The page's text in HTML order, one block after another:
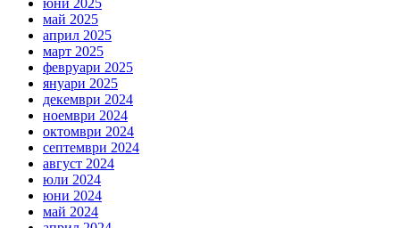
май 2025
април 2025
март 2025
февруари 2025
януари 2025
декември 2024
ноември 2024
октомври 2024
септември 2024
август 2024
юли 2024
юни 2024
май 2024